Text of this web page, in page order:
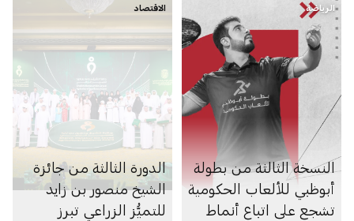
الرياضة
النسخة الثالثة من بطولة
أبوظبي للألعاب الحكومية
تشجع على اتباع أنماط
الاقتصاد
الدورة الثالثة من جائزة
الشيخ منصور بن زايد
للتميُّز الزراعي تبرز